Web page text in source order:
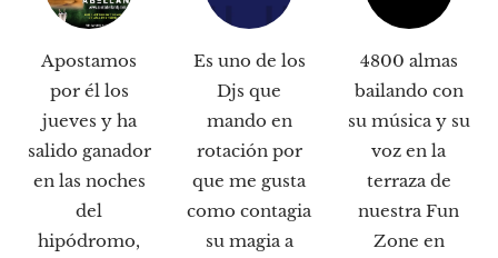
Apostamos
por él los
jueves y ha
salido ganador
en las noches
del
hipódromo,
Es uno de los
Djs que
mando en
rotación por
que me gusta
como contagia
su magia a
4800 almas
bailando con
su música y su
voz en la
terraza de
nuestra Fun
Zone en